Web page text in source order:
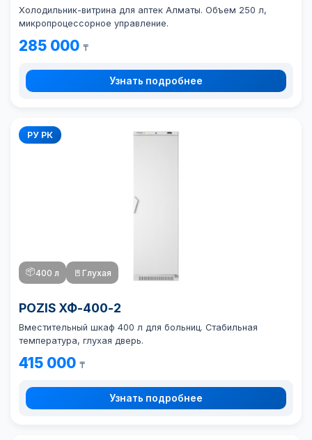
Холодильник-витрина для аптек Алматы. Объем 250 л,
микропроцессорное управление.
285 000 ₸
Узнать подробнее
РУ РК
📦400 л 🚪 Глухая
POZIS ХФ-400-2
Вместительный шкаф 400 л для больниц. Стабильная
температура, глухая дверь.
415 000 ₸
Узнать подробнее